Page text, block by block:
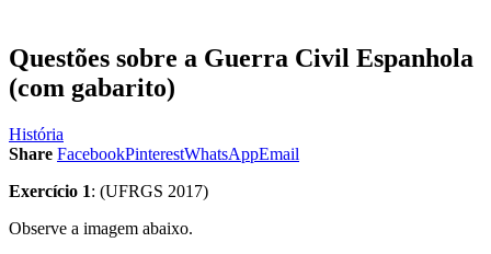
Questões sobre a Guerra Civil Espanhola
(com gabarito)
História
Share FacebookPinterestWhatsAppEmail
Exercício 1: (UFRGS 2017)
Observe a imagem abaixo.